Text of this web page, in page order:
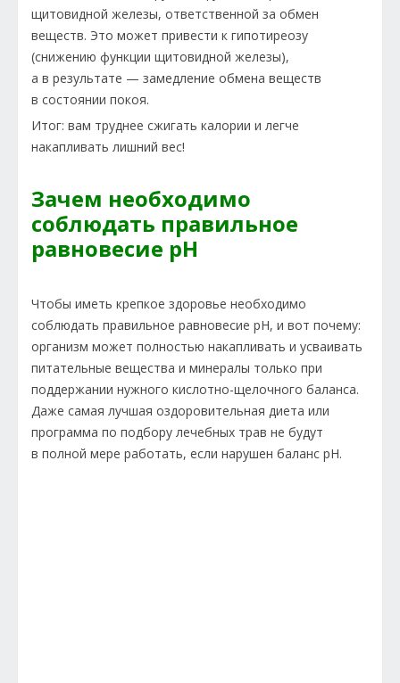
щитовидной железы, ответственной за обмен
веществ. Это может привести к гипотиреозу
(снижению функции щитовидной железы),
а в результате — замедление обмена веществ
в состоянии покоя.
Итог: вам труднее сжигать калории и легче
накапливать лишний вес!
Зачем необходимо
соблюдать правильное
равновесие рН
Чтобы иметь крепкое здоровье необходимо
соблюдать правильное равновесие рН, и вот почему:
организм может полностью накапливать и усваивать
питательные вещества и минералы только при
поддержании нужного кислотно-щелочного баланса.
Даже самая лучшая оздоровительная диета или
программа по подбору лечебных трав не будут
в полной мере работать, если нарушен баланс рН.